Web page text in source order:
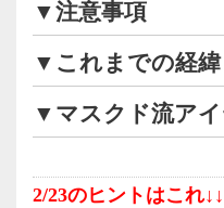
▼注意事項
▼これまでの経緯
▼マスクド流ア
2/23のヒントはこれ